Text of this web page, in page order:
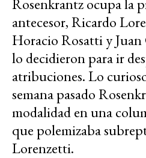
Rosenkrantz ocupa la
antecesor, Ricardo
Horacio Rosatti y Juan
lo decidieron para ir
atribuciones. Lo
semana pasado
modalidad en una
que polemizaba
Lorenzetti.